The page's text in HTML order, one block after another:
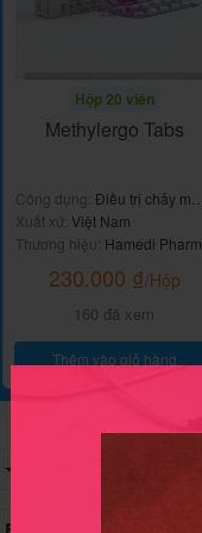
Hộp 20 viên
Methylergo Tabs
Công dụng: Điều trị chảy máu
sau sinh
Xuất xứ: Việt Nam
Thương hiệu: Hamedi
230.000 ₫/Hộp
160 đã xem
Thêm vào giỏ hàng